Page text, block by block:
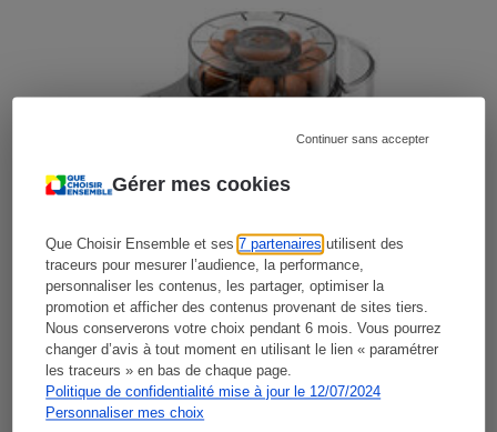
Gérer mes cookies
Que Choisir Ensemble et ses7 partenaires utilisent des
traceurs pour mesurer l’audience, la performance,
personnaliser les contenus, les partager, optimiser la
promotion et afficher des contenus provenant de sites tiers.
Nous conserverons votre choix pendant 6 mois. Vous pourrez
changer d’avis à tout moment en utilisant le lien « paramétrer
les traceurs » en bas de chaque page.
Politique de confidentialité mise à jour le 12/07/2024
Personnaliser mes choix
Continuer sans accepter